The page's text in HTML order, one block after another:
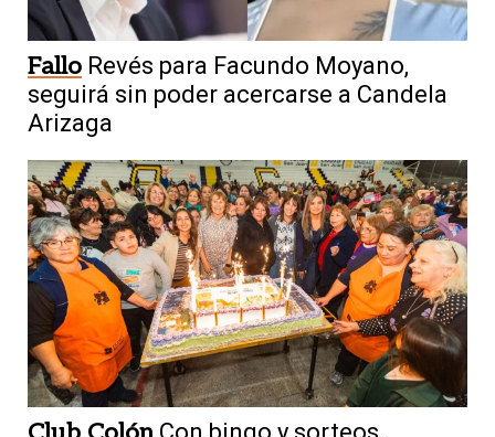
Fallo Revés para Facundo Moyano,
seguirá sin poder acercarse a Candela
Arizaga